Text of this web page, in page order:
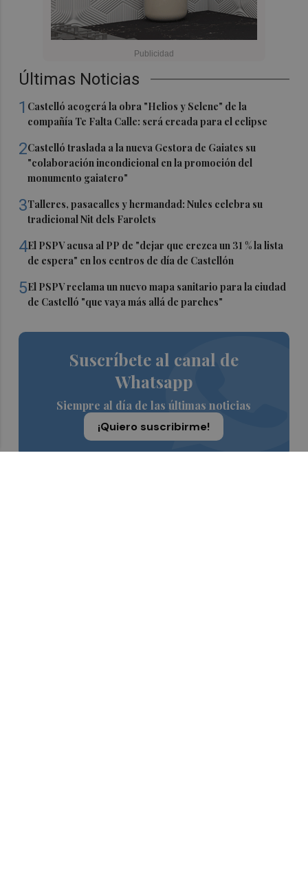
Últimas Noticias
1 Castelló acogerá la obra "Helios y Selene" de la
compañía Te Falta Calle: será creada para el eclipse
2Castelló traslada a la nueva Gestora de Gaiates su
"colaboración incondicional en la promoción del
monumento gaiatero"
3Talleres, pasacalles y hermandad: Nules celebra su
tradicional Nit dels Farolets
4El PSPV acusa al PP de "dejar que crezca un 31 % la lista
de espera" en los centros de día de Castellón
5El PSPV reclama un nuevo mapa sanitario para la ciudad
de Castelló "que vaya más allá de parches"
Suscríbete al canal de
Whatsapp
Siempre al día de las últimas noticias
¡Quiero suscribirme!